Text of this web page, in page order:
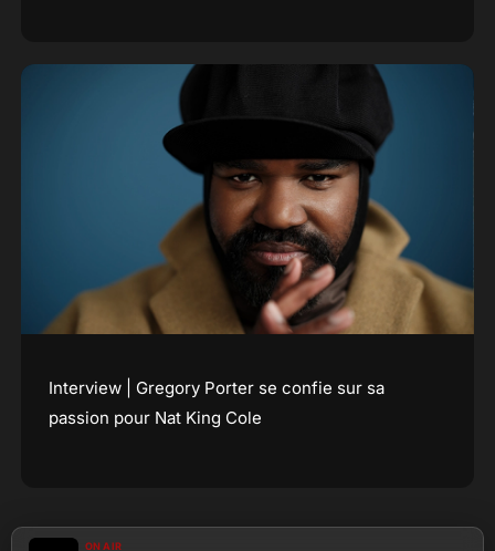
Interview | Gregory Porter se confie sur sa
passion pour Nat King Cole
ON AIR